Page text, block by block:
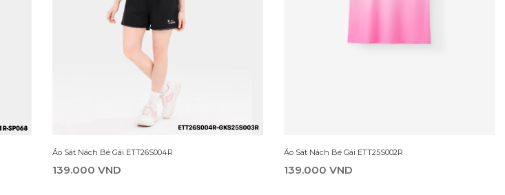
Áo Sát Nách Bé Gái ETT26S004R
139.000 VND
Áo Sát Nách Bé Gái ETT25S002R
139.000 VND